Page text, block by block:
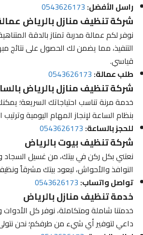
راسل الأفضل:0543626173
شركة تنظيف منازل بالرياض عمالة
نوفر لكم عمالة مدربة تمتاز بالدقة
التنفيذ، مما يضمن لك الحصول على نتائج
قياسي.
طلب عمالة:0543626173
شركة تنظيف منازل بالرياض
خدمة مرنة تناسب احتياجاتك السريعة؛
بنظام الساعة لإنجاز المهام اليومية وترتيب
للحجز بالساعة:0543626173
شركة تنظيف بيوت بالرياض
نعتني بكل ركن في بيتك، من غسيل السجاد
النوافذ والأحواش، ليعود بيتك مشرقاً ونظيفاً.
تواصل واتساب:0543626173
خدمة تنظيف منازل بالرياض
خدمتنا شاملة ومتكاملة، نوفر كل الأدوات
داعي لتوفير أي شيء من طرفكم؛ نحن نتولى